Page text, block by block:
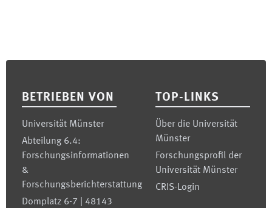
BETRIEBEN VON
Universität Münster
Abteilung 6.4:
Forschungsinformationen
&
Forschungsberichterstattung
Domplatz 6-7 | 48143
TOP-LINKS
Über die Universität
Münster
Forschungsprofil der
Universität Münster
CRIS-Login